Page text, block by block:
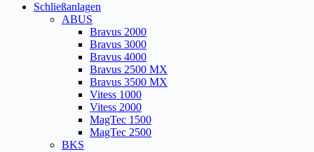
Schließanlagen
ABUS
Bravus 2000
Bravus 3000
Bravus 4000
Bravus 2500 MX
Bravus 3500 MX
Vitess 1000
Vitess 2000
MagTec 1500
MagTec 2500
BKS